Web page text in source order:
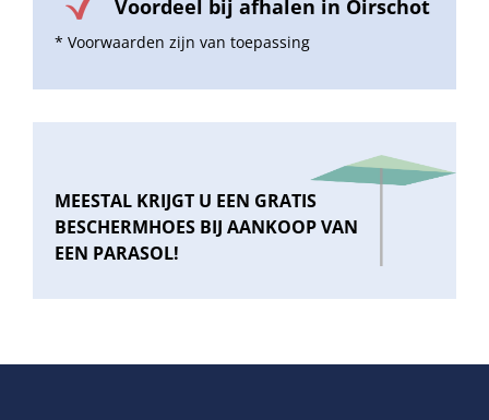
Voordeel bij afhalen in Oirschot
* Voorwaarden zijn van toepassing
MEESTAL KRIJGT U EEN GRATIS
BESCHERMHOES BIJ AANKOOP VAN
EEN PARASOL!